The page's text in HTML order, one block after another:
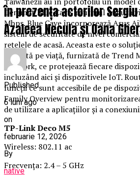
Denumit Blue Cave, routerul asigură
Mbps. Blue Cave încorporează Asus
sistem de securitate de nivel
reţelele de acasă. Aceasta este o
gratuită pe viaţă, furnizată de Trend
Network, ce protejează fiecare
incluzând aici şi dispozitivele IoT.
funcţii ce sunt accesibile de pe
Family Overview pentru
de utilizare a aplicaţiilor şi a
TP-Link Deco M5
Wireless: 802.11 ac
Frecvenţa: 2.4 – 5 GHz
în prezența actorilor
Azaleea Necula și Oana
Published
6 luni ago
on
februarie 12, 2026
By
native